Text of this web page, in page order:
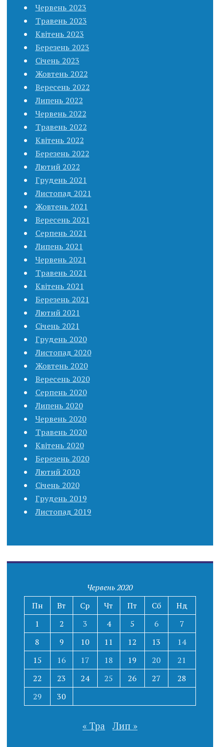
Червень 2023
Травень 2023
Квітень 2023
Березень 2023
Січень 2023
Жовтень 2022
Вересень 2022
Липень 2022
Червень 2022
Травень 2022
Квітень 2022
Березень 2022
Лютий 2022
Грудень 2021
Листопад 2021
Жовтень 2021
Вересень 2021
Серпень 2021
Липень 2021
Червень 2021
Травень 2021
Квітень 2021
Березень 2021
Лютий 2021
Січень 2021
Грудень 2020
Листопад 2020
Жовтень 2020
Вересень 2020
Серпень 2020
Липень 2020
Червень 2020
Травень 2020
Квітень 2020
Березень 2020
Лютий 2020
Січень 2020
Грудень 2019
Листопад 2019
Червень 2020
Пн
Вт Ср Чт Пт Сб
Нд
1
2 3 4 5 6
7
8
9 10 11 12 13
14
15
16 17 18 19 20
21
22
23 24 25 26 27
28
29
30
« Тра Лип »